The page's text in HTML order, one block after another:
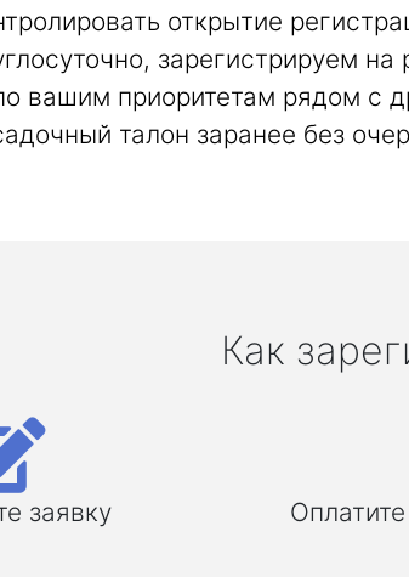
открытие
зарегистрируем
вашим приоритетам рядом с
талон заранее без
Как
заявку